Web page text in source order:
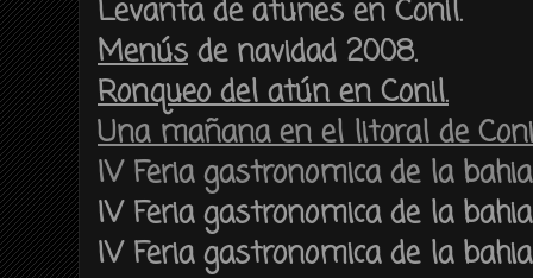
Levanta de atunes en Conil.
Menús de navidad 2008.
Ronqueo delatún en Conil.
Una mañana en el litoral de
IV Feria gastronomica de la
IV Feria gastronomica de la
IV Feria gastronomica de la